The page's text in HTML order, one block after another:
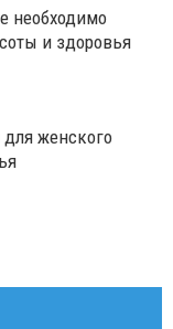
необходимо
и здоровья
женского